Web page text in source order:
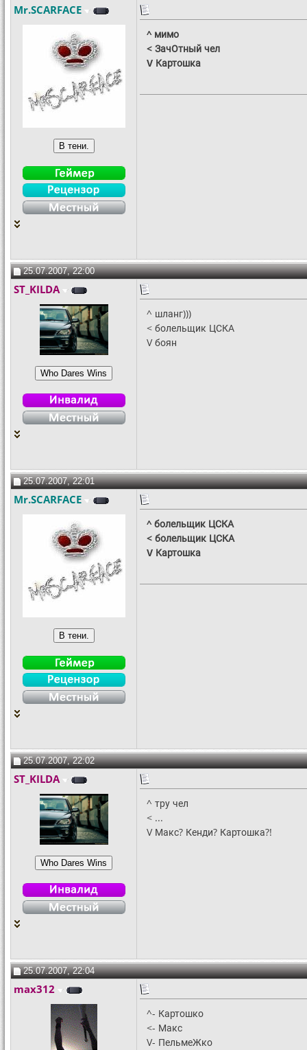
Mr.SCARFACE
^ мимо
< ЗачОтный чел
V Картошка
25.07.2007, 22:00
ST_KILDA
^ шланг)))
< болельщик ЦСКА
V боян
25.07.2007, 22:01
Mr.SCARFACE
^ болельщик ЦСКА
< болельщик ЦСКА
V Картошка
25.07.2007, 22:02
ST_KILDA
^ тру чел
< ...
V Макс? Кенди? Картошка?!
25.07.2007, 22:04
max312
^- Картошко
<- Макс
V- ПельмеЖко